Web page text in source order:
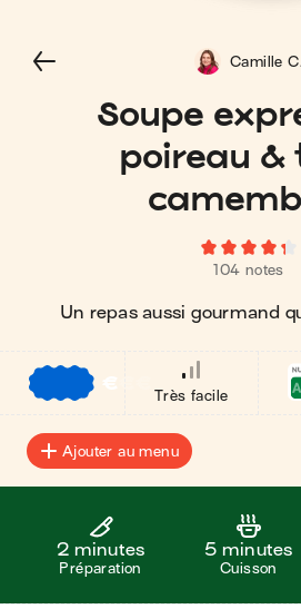
Soupe
poireau &
104 notes
Un repas aussi gourmand
Camille C.
€
Très facile
Ajouter au menu
2 minutes
Préparation
5 minutes
Cuisson